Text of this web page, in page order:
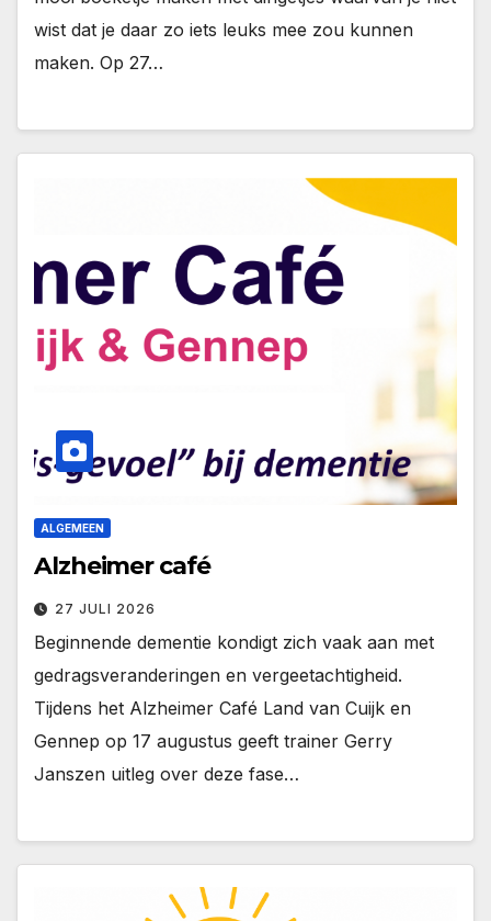
wist dat je daar zo iets leuks mee zou kunnen
maken. Op 27…
ALGEMEEN
Alzheimer café
27 JULI 2026
Beginnende dementie kondigt zich vaak aan met
gedragsveranderingen en vergeetachtigheid.
Tijdens het Alzheimer Café Land van Cuijk en
Gennep op 17 augustus geeft trainer Gerry
Janszen uitleg over deze fase…